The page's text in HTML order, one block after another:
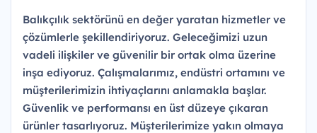
Balıkçılık sektörünü en değer yaratan hizmetler ve
çözümlerle şekillendiriyoruz. Geleceğimizi uzun
vadeli ilişkiler ve güvenilir bir ortak olma üzerine
inşa ediyoruz. Çalışmalarımız, endüstri ortamını ve
müşterilerimizin ihtiyaçlarını anlamakla başlar.
Güvenlik ve performansı en üst düzeye çıkaran
ürünler tasarlıyoruz. Müşterilerimize yakın olmaya